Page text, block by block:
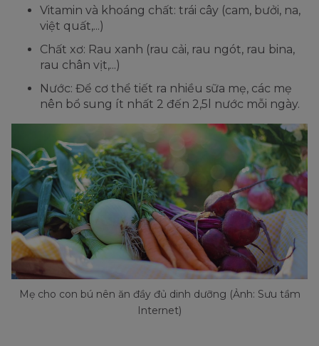
Vitamin và khoáng chất: trái cây (cam, bưởi, na,
việt quất,...)
Chất xơ: Rau xanh (rau cải, rau ngót, rau bina,
rau chân vịt,...)
Nước: Để cơ thể tiết ra nhiều sữa mẹ, các mẹ
nên bổ sung ít nhất 2 đến 2,5l nước mỗi ngày.
Mẹ cho con bú nên ăn đầy đủ dinh dưỡng (Ảnh: Sưu tầm
Internet)